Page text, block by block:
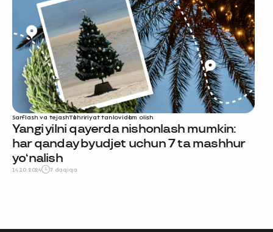
Sarflash va tejashTahririyat tanlovidam olish
Yangi yilni qayerda nishonlash mumkin:
har qanday byudjet uchun 7 ta mashhur
yo‘nalish
14.10.2024 7 daqiqa